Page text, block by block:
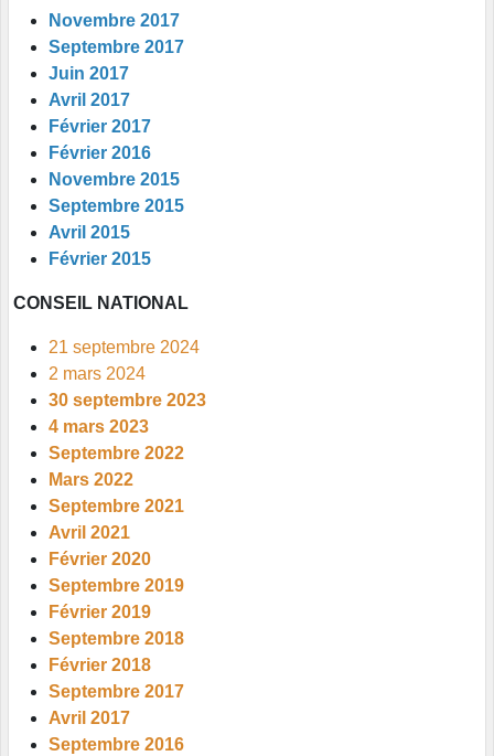
Novembre 2017
Septembre 2017
Juin 2017
Avril 2017
Février 2017
Février 2016
Novembre 2015
Septembre 2015
Avril 2015
Février 2015
CONSEIL NATIONAL
21 septembre 2024
2 mars 2024
30 septembre 2023
4 mars 2023
Septembre 2022
Mars 2022
Septembre 2021
Avril 2021
Février 2020
Septembre 2019
Février 2019
Septembre 2018
Février 2018
Septembre 2017
Avril 2017
Septembre 2016